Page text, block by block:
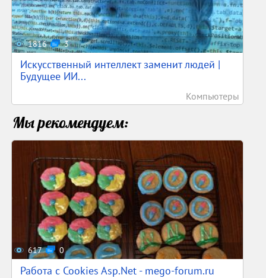
1816 3
Искусственный интеллект заменит людей |
Будущее ИИ...
Компьютеры
Мы рекомендуем:
617 0
Работа с Cookies Asp.Net - mego-forum.ru